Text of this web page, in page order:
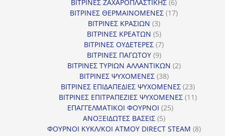
προϊόν
ΒΙΤΡΙΝΕΣ ΖΑΧΑΡΟΠΛΑΣΤΙΚΗΣ 66
προϊόντα
ΒΙΤΡΙΝΕΣ ΘΕΡΜΑΙΝΟΜΕΝΕΣ 1717
ΒΙΤΡΙΝΕΣ ΚΡΑΣΙΩΝ 33
προϊόντα
ΒΙΤΡΙΝΕΣ ΚΡΕΑΤΩΝ 55
προϊόντα
ΒΙΤΡΙΝΕΣ ΟΥΔΕΤΕΡΕΣ 77
ΒΙΤΡΙΝΕΣ ΠΑΓΩΤΟΥ 99
προϊόντα
ΒΙΤΡΙΝΕΣ ΤΥΡΙΩΝ ΑΛΛΑΝΤΙΚΩΝ 22
ΒΙΤΡΙΝΕΣ ΨΥΧΟΜΕΝΕΣ 3838
προϊόντα
ΒΙΤΡΙΝΕΣ ΕΠΙΔΑΠΕΔΙΕΣ ΨΥΧΟΜΕΝΕΣ 2323
προϊόντα
ΒΙΤΡΙΝΕΣ ΕΠΙΤΡΑΠΕΖΙΕΣ ΨΥΧΟΜΕΝΕΣ 1111
ΕΠΑΓΓΕΛΜΑΤΙΚΟΙ ΦΟΥΡΝΟΙ 2525
ΑΝΟΞΕΙΔΩΤΕΣ ΒΑΣΕΙΣ 55
προϊόντα
ΦΟΥΡΝΟΙ ΚΥΚΛ/ΚΟΙ ΑΤΜΟΥ DIRECT STEAM 88